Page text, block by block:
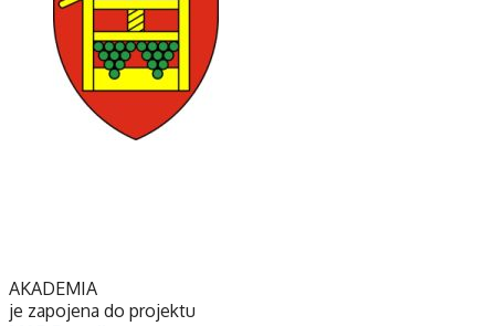
AKADEMIA
je zapojena do projektu